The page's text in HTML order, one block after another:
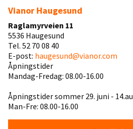
Vianor Haugesund
Raglamyrveien 11
5536 Haugesund
Tel. 52 70 08 40
E-post: haugesund@vianor.com
Åpningstider
Mandag-Fredag: 08.00-16.00
Åpningstider sommer 29. juni -
Man-Fre: 08.00-16.00